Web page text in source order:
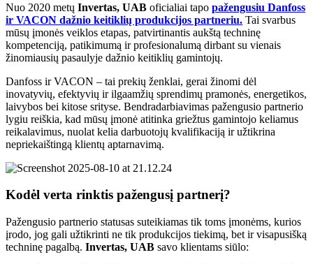
Nuo 2020 metų Invertas, UAB oficialiai tapo pažengusiu Danfoss
ir VACON dažnio keitiklių produkcijos partneriu. Tai svarbus
mūsų įmonės veiklos etapas, patvirtinantis aukštą techninę
kompetenciją, patikimumą ir profesionalumą dirbant su vienais
žinomiausių pasaulyje dažnio keitiklių gamintojų.
Danfoss ir VACON – tai prekių ženklai, gerai žinomi dėl
inovatyvių, efektyvių ir ilgaamžių sprendimų pramonės, energetikos,
laivybos bei kitose srityse. Bendradarbiavimas pažengusio partnerio
lygiu reiškia, kad mūsų įmonė atitinka griežtus gamintojo keliamus
reikalavimus, nuolat kelia darbuotojų kvalifikaciją ir užtikrina
nepriekaištingą klientų aptarnavimą.
Kodėl verta rinktis pažengusį partnerį?
Pažengusio partnerio statusas suteikiamas tik toms įmonėms, kurios
įrodo, jog gali užtikrinti ne tik produkcijos tiekimą, bet ir visapusišką
techninę pagalbą. Invertas, UAB savo klientams siūlo: